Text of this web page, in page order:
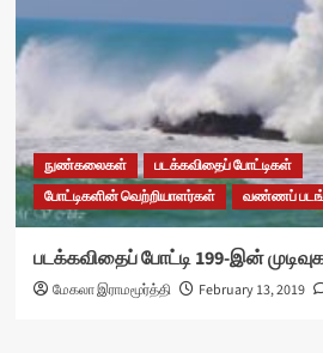
நுண்கலைகள்
படக்கவிதைப் போட்டிகள்
போட்டிகளின் வெற்றியாளர்கள்
வண்ணப்
படக்கவிதைப் போட்டி 199-இன்
மேகலா இராமமூர்த்தி February 13, 2019